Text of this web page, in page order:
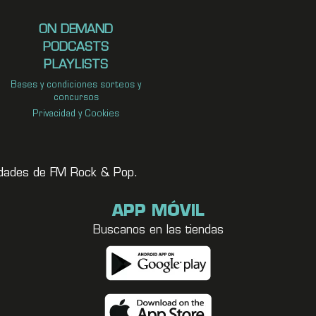
ON DEMAND
PODCASTS
PLAYLISTS
Bases y condiciones sorteos y
concursos
Privacidad y Cookies
de FM Rock & Pop.
APP MÓVIL
Buscanos en las tiendas